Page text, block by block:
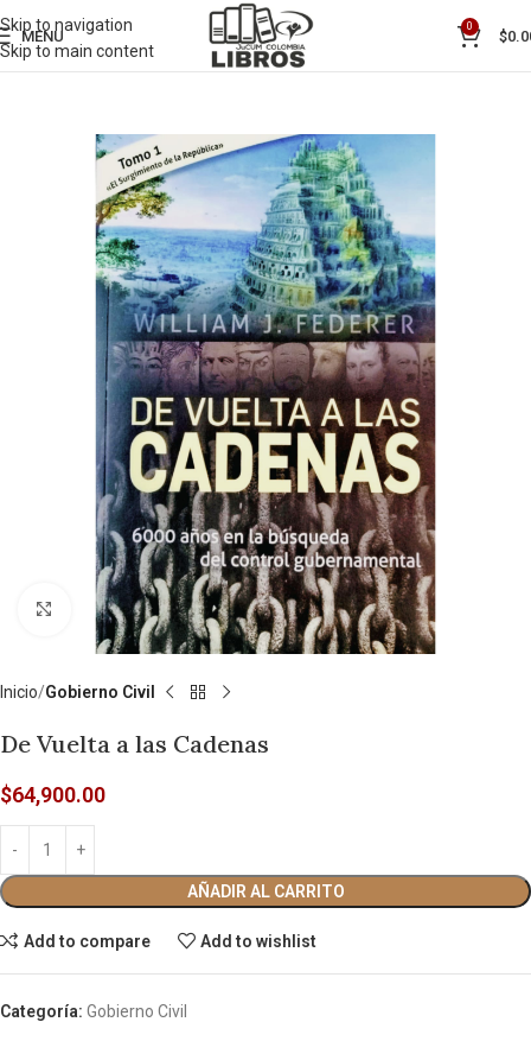
Skip to navigation
Skip to main content
MENU
0
$
Click to enlarge
Inicio Gobierno Civil
De Vuelta a las Cadenas
$64,900.00
AÑADIR AL CARRITO
Add to compare Add to wishlist
Categoría: Gobierno Civil